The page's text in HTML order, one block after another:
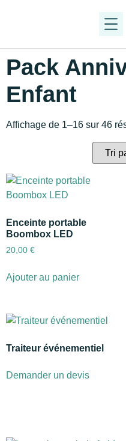
Pack
Enfant
Affichage de 1–16 sur 46
Enceinte portable
Boombox LED
20,00 €
Ajouter au panier
Traiteur événementiel
Demander un devis